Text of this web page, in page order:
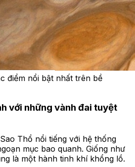
điểm nổi bật nhất trên bề
với những vành đai tuyệt
Thổ nổi tiếng với hệ thống
mục bao quanh. Giống như
là một hành tinh khí khổng lồ.